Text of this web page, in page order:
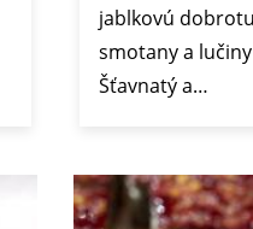
jablkovú
smotany a
Šťavnatý a…